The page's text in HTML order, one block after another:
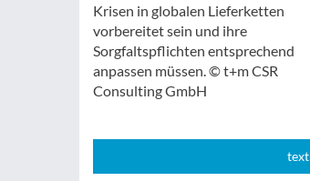
Krisen in globalen Lieferketten
vorbereitet sein und ihre
Sorgfaltspflichten entsprechend
anpassen müssen. © t+m CSR
Consulting GmbH